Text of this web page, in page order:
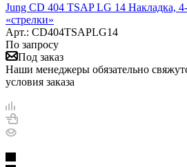
Jung CD 404 TSAP LG 14 Накладка,
«стрелки»
Арт.: CD404TSAPLG14
По запросу
Под заказ
Наши менеджеры обязательно
условия заказа